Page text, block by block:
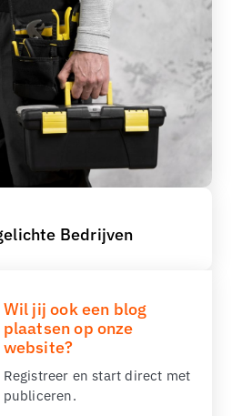
Bedrijven
Wil jij ook een blog
plaatsen op onze
website?
Registreer en start direct met
publiceren.